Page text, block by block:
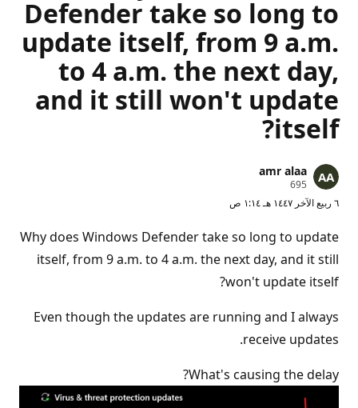
Defender take so long to
update itself, from 9 a.m.
to 4 a.m. the next day,
and it still won't update
itself?
amr alaa
695
ن
ا
ا
ل
سُ
م
ع
٦ ربيع الآخر ١٤٤٧ هـ ١:١٤ ص
Why does Windows Defender take so long to update
itself, from 9 a.m. to 4 a.m. the next day, and it still
won't update itself?
Even though the updates are running and I always
receive updates.
What's causing the delay?